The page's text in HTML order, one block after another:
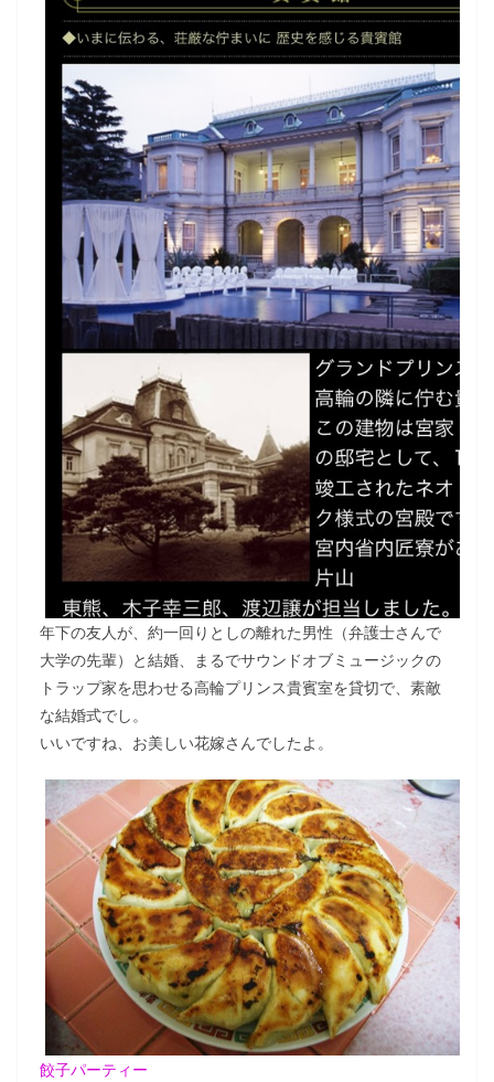
年下の友人が、約一回りとしの離れた男性（弁護士さんで
大学の先輩）と結婚、まるでサウンドオブミュージックの
トラップ家を思わせる高輪プリンス貴賓室を貸切で、素敵
な結婚式でし。
いいですね、お美しい花嫁さんでしたよ。
餃子パーティー